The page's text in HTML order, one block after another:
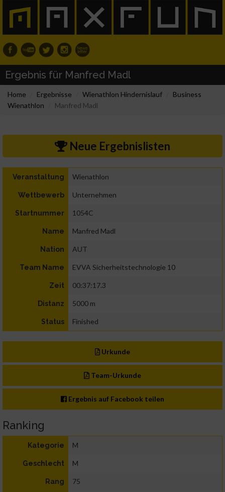
Ergebnis für Manfred Madl
Home Ergebnisse Wienathlon Hindernislauf
Business
Wienathlon
Manfred Madl
Neue Ergebnislisten
Veranstaltung Wienathlon
Wettbewerb Unternehmen
Startnummer 1054C
Name Manfred Madl
Nation AUT
Team Name EVVA Sicherheitstechnologie 10
Zeit 00:37:17.3
Distanz 5000 m
Status Finished
Urkunde
Team-Urkunde
Ergebnis auf Facebook teilen
Ranking
Kategorie M
Geschlecht M
Rang 75